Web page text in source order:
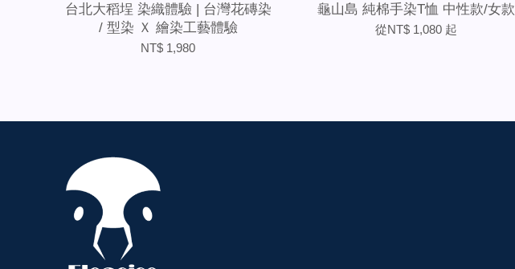
台北大稻埕 染織體驗 | 台灣花磚染
/ 型染 Ｘ 繪染工藝體驗
NT$ 1,980
龜山島 純棉手染T恤 中性款/女款
從NT$ 1,080 起